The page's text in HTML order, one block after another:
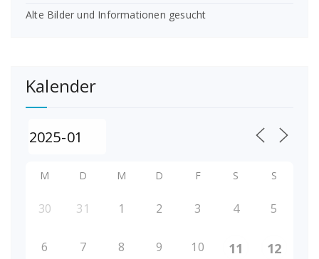
Alte Bilder und Informationen gesucht
Kalender
M D M D F S S
30 31 1 2 3 4 5
6 7 8 9 10 11 12